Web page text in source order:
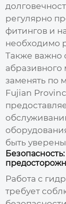
регулярно
фитингов и
необходимо
Также важно
абразивного
заменять по
Fujian
быть
Работа с
требует